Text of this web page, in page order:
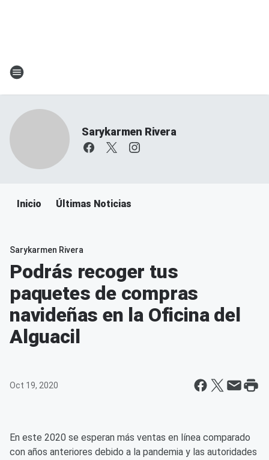
Sarykarmen Rivera
Inicio Últimas Noticias
Sarykarmen Rivera
Podrás recoger tus
paquetes de compras
navideñas en la Oficina del
Alguacil
Oct 19, 2020
En este 2020 se esperan más ventas en línea comparado
con años anteriores debido a la pandemia y las autoridades